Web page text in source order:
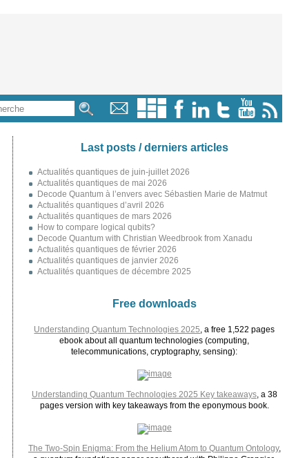
Last posts / derniers articles
Actualités quantiques de juin-juillet 2026
Actualités quantiques de mai 2026
Decode Quantum à l’envers avec Sébastien Marie de Matmut
Actualités quantiques d’avril 2026
Actualités quantiques de mars 2026
How to compare logical qubits?
Decode Quantum with Christian Weedbrook from Xanadu
Actualités quantiques de février 2026
Actualités quantiques de janvier 2026
Actualités quantiques de décembre 2025
Free downloads
Understanding Quantum Technologies 2025 , a free 1,522 pages
ebook about all quantum technologies (computing,
telecommunications, cryptography, sensing):
Understanding Quantum Technologies 2025 Key takeaways, a 38
pages version with key takeaways from the eponymous book.
The Two-Spin Enigma: From the Helium Atom to Quantum Ontology,